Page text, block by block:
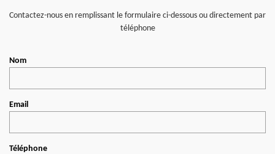
Contactez-nous en remplissant le formulaire ci-dessous ou directement par
téléphone
Nom
Email
Téléphone